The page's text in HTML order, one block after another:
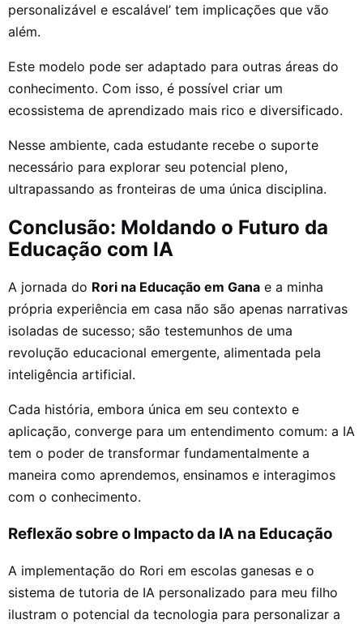
personalizável e escalável’ tem implicações que vão
além.
Este modelo pode ser adaptado para outras áreas do
conhecimento. Com isso, é possível criar um
ecossistema de aprendizado mais rico e diversificado.
Nesse ambiente, cada estudante recebe o suporte
necessário para explorar seu potencial pleno,
ultrapassando as fronteiras de uma única disciplina.
Conclusão: Moldando o Futuro da
Educação com IA
A jornada do Rori na Educação em Gana e a minha
própria experiência em casa não são apenas narrativas
isoladas de sucesso; são testemunhos de uma
revolução educacional emergente, alimentada pela
inteligência artificial.
Cada história, embora única em seu contexto e
aplicação, converge para um entendimento comum: a IA
tem o poder de transformar fundamentalmente a
maneira como aprendemos, ensinamos e interagimos
com o conhecimento.
Reflexão sobre o Impacto da IA na Educação
A implementação do Rori em escolas ganesas e o
sistema de tutoria de IA personalizado para meu filho
ilustram o potencial da tecnologia para personalizar a